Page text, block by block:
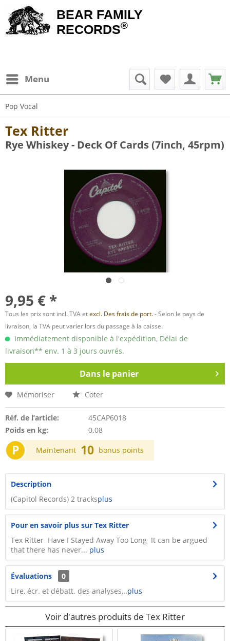
BEAR FAMILY
RECORDS®
Menu
Pop Vocal
Tex Ritter
Rye Whiskey - Deck Of Cards (7inch, 45rpm)
9,95 € *
Tous les prix sont incl. TVA etexcl. Des frais de port.- Selon le pays de
livraison, la TVA peut varier lors du passage à la caisse.
Immédiatement disponible à l'expédition, Délai de
livraison** env. 1 à 3 jours ouvrés.
Dans le panier
Mémoriser Coter
Réf. de l’article:
45CAP6018
Poids en kg:
0.08
P Maintenant 10 bonus points
Description
(Capitol Records) 2 tracksplus
Pour en savoir plus sur Tex Ritter
Tex Ritter Have I Stayed Away Too Long It can be argued
that there has never... plus
Évaluations
0
Lire, écr. et débatt. des analyses…plus
Voir d'autres produits de Tex Ritter